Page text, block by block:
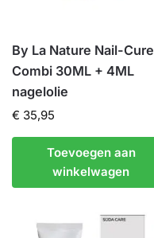
By La Nature Nail-Cure
Combi 30ML + 4ML
nagelolie
€ 35,95
Toevoegen aan
winkelwagen